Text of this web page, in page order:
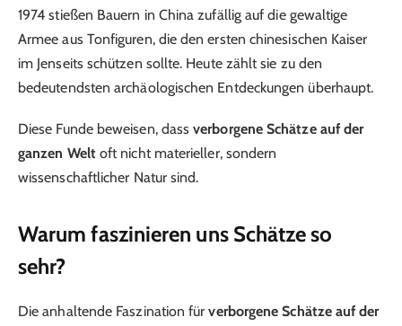
1974 stießen Bauern in China zufällig auf die gewaltige
Armee aus Tonfiguren, die den ersten chinesischen Kaiser
im Jenseits schützen sollte. Heute zählt sie zu den
bedeutendsten archäologischen Entdeckungen überhaupt.
Diese Funde beweisen, dassverborgene Schätze auf der
ganzen Weltoft nicht materieller, sondern
wissenschaftlicher Natur sind.
Warum faszinieren uns Schätze so
sehr?
Die anhaltende Faszination fürverborgene Schätze auf der